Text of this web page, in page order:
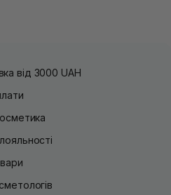
від 3000 UAH